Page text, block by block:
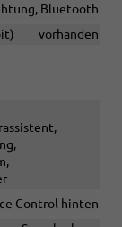
Bluetooth
vorhanden
Control hinten